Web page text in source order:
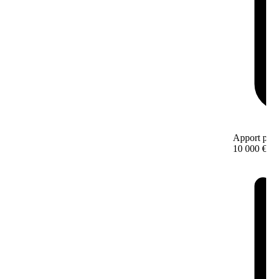
Apport
10 000 €